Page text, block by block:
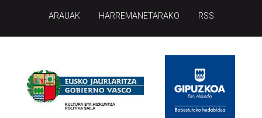
ARAUAK HARREMANETARAKO RSS